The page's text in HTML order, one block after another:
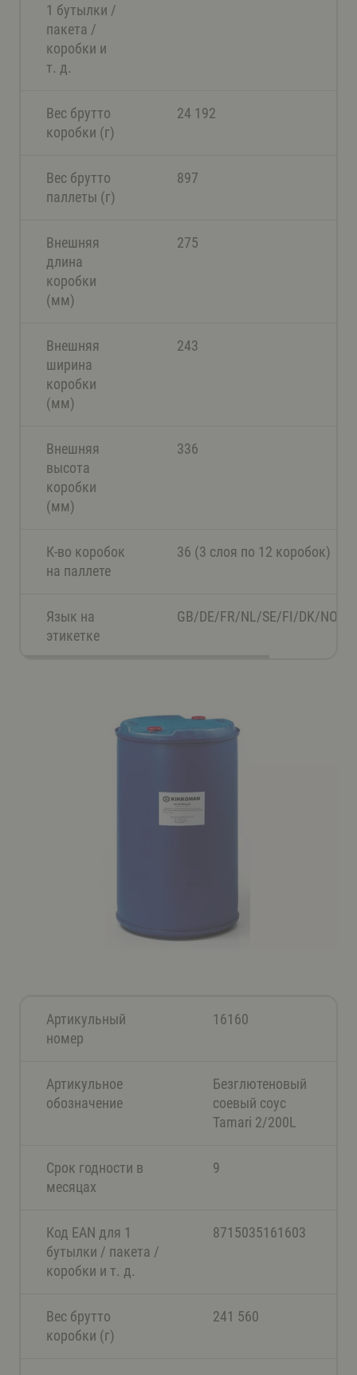
1 бутылки /
пакета /
коробки и
т. д.
Вес брутто
коробки (г)
24 192
Вес брутто
паллеты (г)
897
Внешняя
длина
коробки
(мм)
275
Внешняя
ширина
коробки
(мм)
243
Внешняя
высота
коробки
(мм)
336
К-во коробок
на паллете
36 (3 слоя по 12 коробок)
Язык на
этикетке
GB/DE/FR/NL/SE/FI/DK/NO/
Артикульный
номер
16160
Артикульное
обозначение
Безглютеновый
соевый соус
Tamari 2/200L
Срок годности в
месяцах
9
Код EAN для 1
бутылки / пакета /
коробки и т. д.
8715035161603
Вес брутто
коробки (г)
241 560